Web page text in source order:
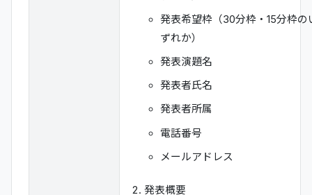
発表希望枠（30分枠・15分枠の
ずれか）
発表演題名
発表者氏名
発表者所属
電話番号
メールアドレス
発表概要